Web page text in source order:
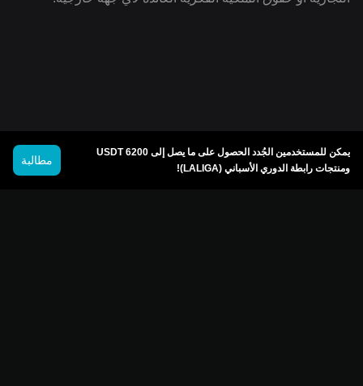
يمكن للمستخدمين الجُدد الحصول على ما يصل إلى 6200 USDT
ومنتجات رابطة الدوري الأسباني (LALIGA)!
مطالبة